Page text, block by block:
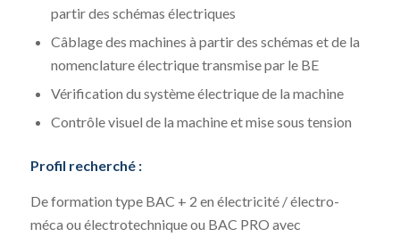
partir des schémas électriques
Câblage des machines à partir des schémas et de la
nomenclature électrique transmise par le BE
Vérification du système électrique de la machine
Contrôle visuel de la machine et mise sous tension
Profil recherché :
De formation type BAC + 2 en électricité / électro-
méca ou électrotechnique ou BAC PRO avec